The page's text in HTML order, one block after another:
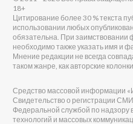
18+
Цитирование более 30 % текста
использовании любых
обязательна. При
необходимо также указать имя и
Мнение редакции не всегда
таком жанре, как авторские колонки.
Средство массовой информации
Свидетельство о регистрации
Федеральной службой по
технологий и массовых